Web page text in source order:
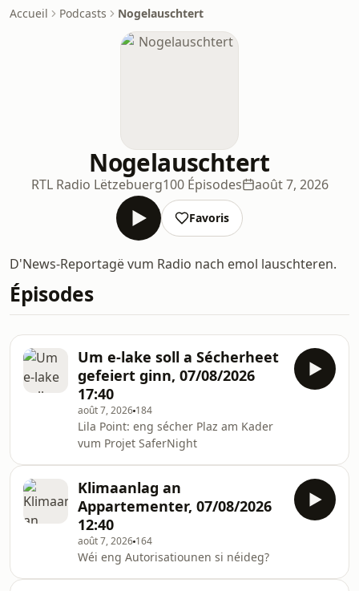
Accueil Podcasts Nogelauschtert
Nogelauschtert
RTL Radio Lëtzebuerg100 Épisodes août 7, 2026
Favoris
D'News-Reportagë vum Radio nach emol lauschteren.
Épisodes
Um e-lake soll a Sécherheet
gefeiert ginn, 07/08/2026
17:40
août 7, 2026 184
Lila Point: eng sécher Plaz am Kader
vum Projet SaferNight
Klimaanlag an
Appartementer, 07/08/2026
12:40
août 7, 2026 164
Wéi eng Autorisatiounen si néideg?